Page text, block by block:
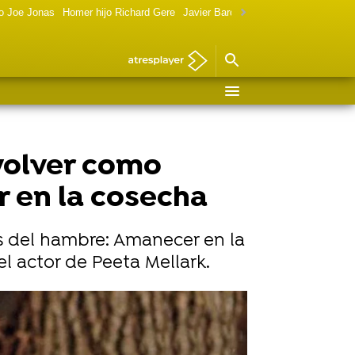
Joe Jonas Homer hijo Richard Gere Javier Bardem política
como
en la cosecha
del hambre: Amanecer en la
actor de Peeta Mellark.
Lionsgate
Hutcherson